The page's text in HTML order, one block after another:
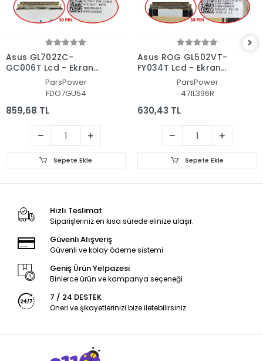
Asus GL702ZC-
GC006T Lcd - Ekran
Data Flex Kablosu
ParsPower
FDO7GU54
859,68 TL
Sepete Ekle
Asus ROG GL502VT-
FY034T Lcd - Ekran
Data Flex Kablosu
ParsPower
471L396R
630,43 TL
Sepete Ekle
Hızlı Teslimat
Siparişleriniz en kısa sürede elinize ulaşır.
Güvenli Alışveriş
Güvenli ve kolay ödeme sistemi
Geniş Ürün Yelpazesi
Binlerce ürün ve kampanya seçeneği
7 / 24 DESTEK
Öneri ve şikayetlerinizi bize iletebilirsiniz.